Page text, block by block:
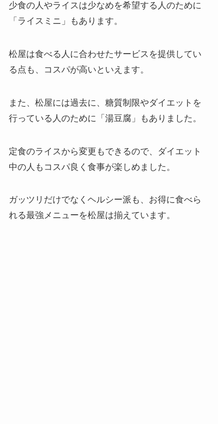
少食の人やライスは少なめを希望する人のために
「ライスミニ」もあります。
松屋は食べる人に合わせたサービスを提供してい
る点も、コスパが高いといえます。
また、松屋には過去に、糖質制限やダイエットを
行っている人のために「湯豆腐」もありました。
定食のライスから変更もできるので、ダイエット
中の人もコスパ良く食事が楽しめました。
ガッツリだけでなくヘルシー派も、お得に食べら
れる最強メニューを松屋は揃えています。